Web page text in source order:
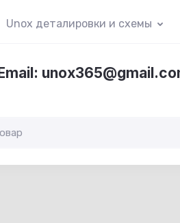
Unox деталировки и схемы